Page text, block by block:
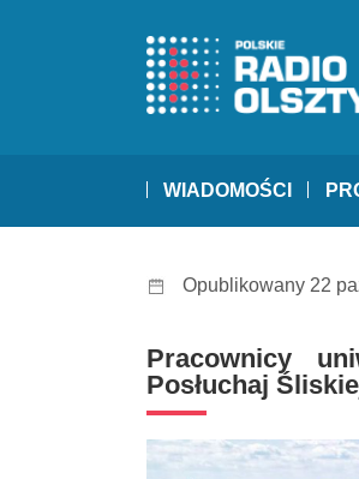
WIADOMOŚCI
Opublikowany 22
Pracownicy
Posłuchaj